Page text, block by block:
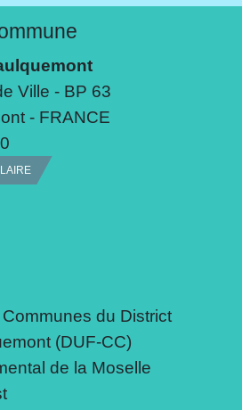
Ville - BP 63
- FRANCE
du District
(DUF-CC)
de la Moselle